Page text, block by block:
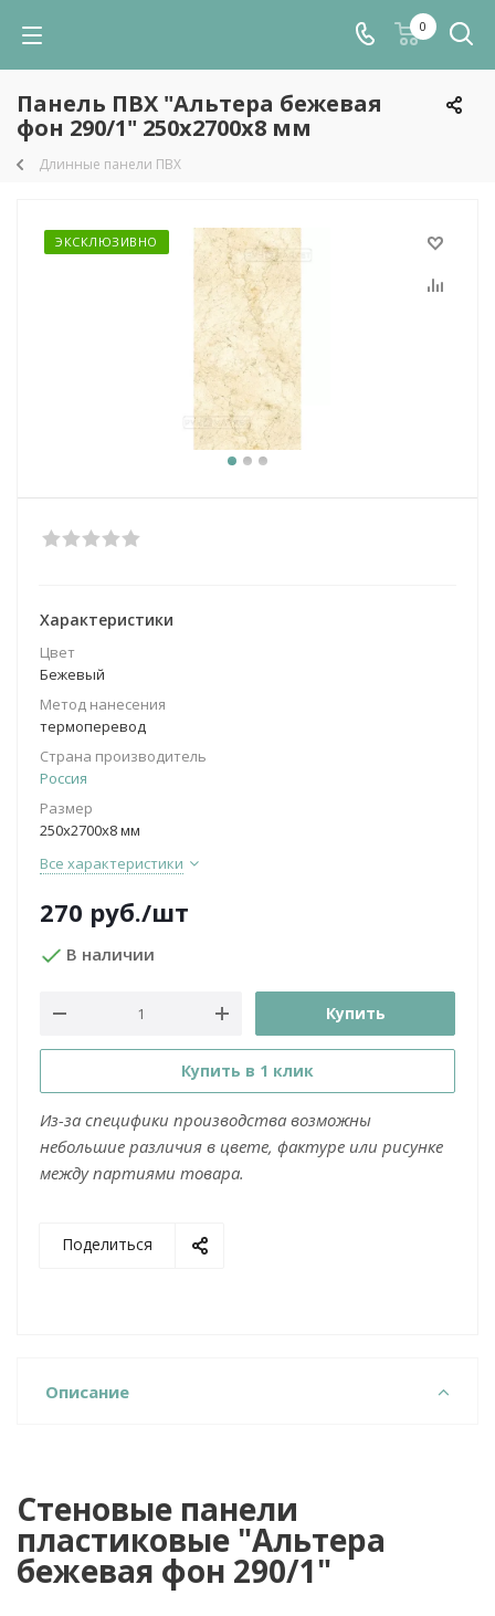
0
Панель ПВХ "Альтера бежевая
фон 290/1" 250х2700х8 мм
Длинные панели ПВХ
ЭКСКЛЮЗИВНО
Характеристики
Цвет
Бежевый
Метод нанесения
термоперевод
Страна производитель
Россия
Размер
250х2700х8 мм
Все характеристики
270 руб./шт
В наличии
Купить
Купить в 1 клик
Из-за специфики производства возможны
небольшие различия в цвете, фактуре или рисунке
между партиями товара.
Поделиться
Описание
Стеновые панели
пластиковые "Альтера
бежевая фон 290/1"